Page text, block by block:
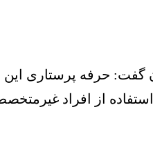
گفت: حرفه پرستاری
و استفاده از افراد